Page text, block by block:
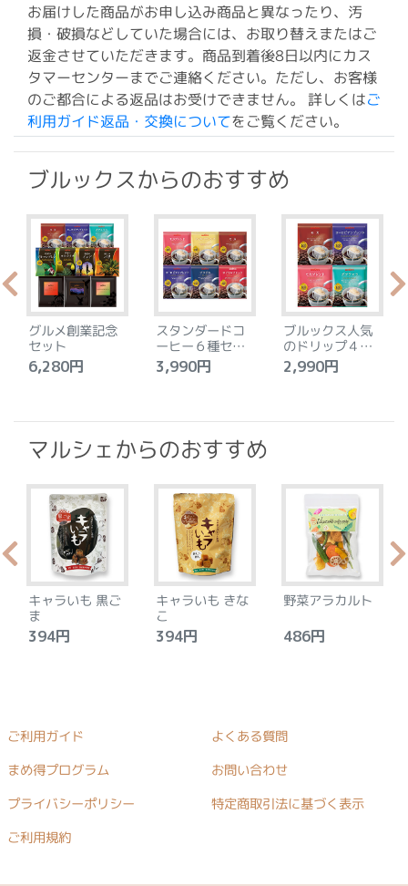
お届けした商品がお申し込み商品と異なったり、汚
損・破損などしていた場合には、お取り替えまたはご
返金させていただきます。商品到着後8日以内にカス
タマーセンターまでご連絡ください。ただし、お客様
のご都合による返品はお受けできません。 詳しくはご
利用ガイド返品・交換についてをご覧ください。
ブルックスからのおすすめ
グルメ創業記念
セット
6,280円
スタンダードコ
ーヒー６種セッ
ト
3,990円
ブルックス人気
のドリップ４種
セット
2,990円
マルシェからのおすすめ
キャラいも 黒ご
ま
394円
キャラいも きな
こ
394円
野菜アラカルト
486円
ご利用ガイド よくある質問
まめ得プログラム お問い合わせ
プライバシーポリシー 特定商取引法に基づく表示
ご利用規約